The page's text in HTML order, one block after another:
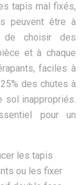
tapis mal fixés,
peuvent être à
de choisir des
et à chaque
faciles à
des chutes à
sol inappropriés.
pour un
les tapis
ou les fixer